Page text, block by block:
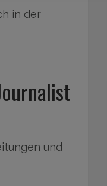
in der
und